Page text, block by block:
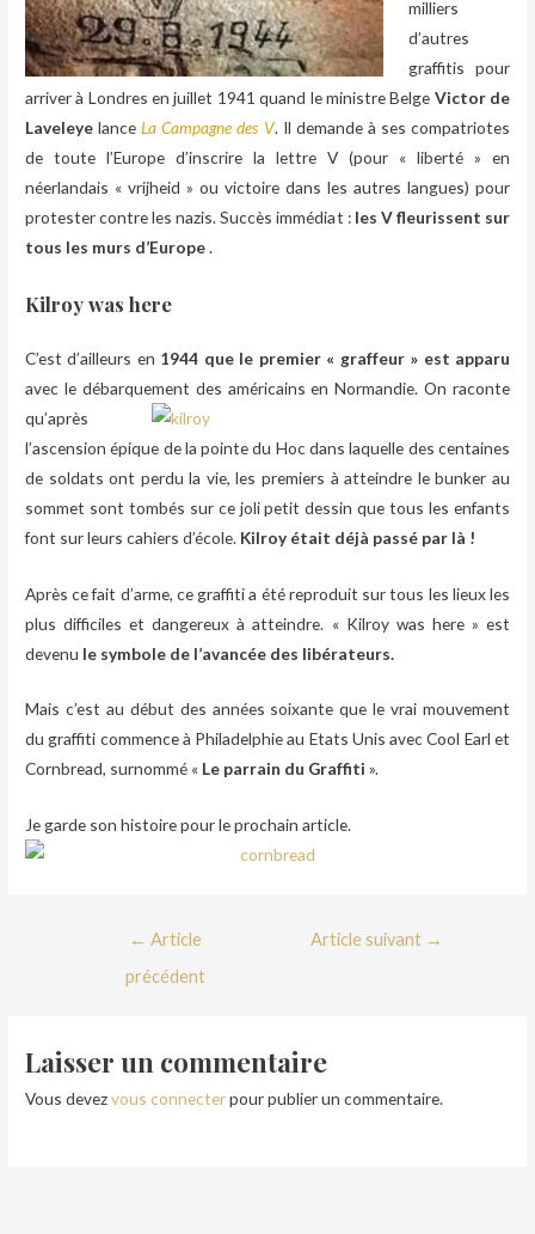
milliers
d’autres
graffitis pour
arriver à Londres en juillet 1941 quand le ministre Belge Victor de
Laveleye lanceLa Campagne des V. Il demande à ses compatriotes
de toute l’Europe d’inscrire la lettre V (pour « liberté » en
néerlandais « vrijheid » ou victoire dans les autres langues) pour
protester contre les nazis. Succès immédiat : les V fleurissent sur
tous les murs d’Europe.
Kilroy was here
C’est d’ailleurs en 1944 que le premier « graffeur » est apparu
avec le débarquement des américains en Normandie. On raconte
qu’après
l’ascension épique de la pointe du Hoc dans laquelle des centaines
de soldats ont perdu la vie, les premiers à atteindre le bunker au
sommet sont tombés sur ce joli petit dessin que tous les enfants
font sur leurs cahiers d’école. Kilroy était déjà passé par là !
Après ce fait d’arme, ce graffiti a été reproduit sur tous les lieux les
plus difficiles et dangereux à atteindre. « Kilroy was here » est
devenu le symbole de l’avancée des libérateurs.
Mais c’est au début des années soixante que le vrai mouvement
du graffiti commence à Philadelphie au Etats Unis avec Cool Earl et
Cornbread, surnommé « Le parrain du Graffiti ».
Je garde son histoire pour le prochain article.
← Article
précédent
Article suivant →
Laisser un commentaire
Vous devezvous connecterpour publier un commentaire.